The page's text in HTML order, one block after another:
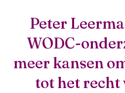
Peter
WODC-
meer kansen
tot het recht